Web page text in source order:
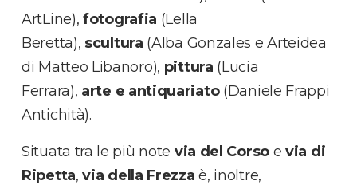
ArtLine), fotografia (Lella
Beretta), scultura (Alba Gonzales e Arteidea
di Matteo Libanoro), pittura (Lucia
Ferrara), arte e antiquariato(Daniele Frappi
Antichità).
Situata tra le più note via del Corsoevia di
Ripetta, via della Frezza è, inoltre,